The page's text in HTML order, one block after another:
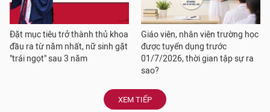
Đặt mục tiêu trở thành thủ khoa
đầu ra từ năm nhất, nữ sinh gặt
"trái ngọt" sau 3 năm
Giáo viên, nhân viên trường học
được tuyển dụng trước
01/7/2026, thời gian tập sự ra
sao?
XEM TIẾP